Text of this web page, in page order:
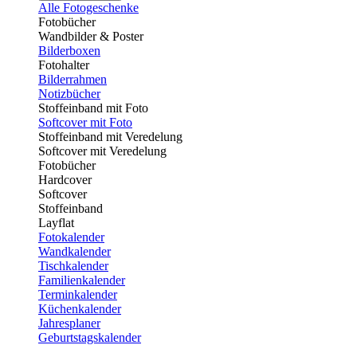
Alle Fotogeschenke
Fotobücher
Wandbilder & Poster
Bilderboxen
Fotohalter
Bilderrahmen
Notizbücher
Stoffeinband mit Foto
Softcover mit Foto
Stoffeinband mit Veredelung
Softcover mit Veredelung
Fotobücher
Hardcover
Softcover
Stoffeinband
Layflat
Fotokalender
Wandkalender
Tischkalender
Familienkalender
Terminkalender
Küchenkalender
Jahresplaner
Geburtstagskalender